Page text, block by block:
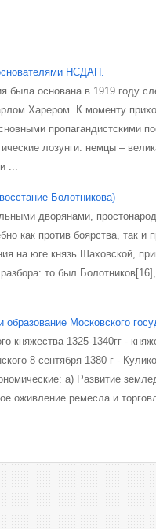
НСДАП.
была основана в 1919 году
Харером. К моменту
пропагандистскими
лозунги: немцы –
...
Болотникова)
дворянами,
как против боярства, так и
на юге князь Шаховской,
то был
Московского
княжества 1325-1340гг -
8 сентября 1380 г -
а) Развитие
оживление ремесла и